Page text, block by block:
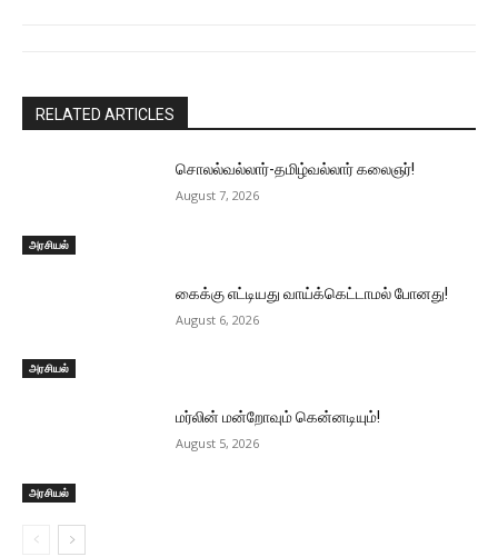
RELATED ARTICLES
அரசியல்
சொலல்வல்லார்-தமிழ்வல்லார் கலைஞர்!
August 7, 2026
அரசியல்
கைக்கு எட்டியது வாய்க்கெட்டாமல் போனது!
August 6, 2026
அரசியல்
மர்லின் மன்றோவும் கென்னடியும்!
August 5, 2026